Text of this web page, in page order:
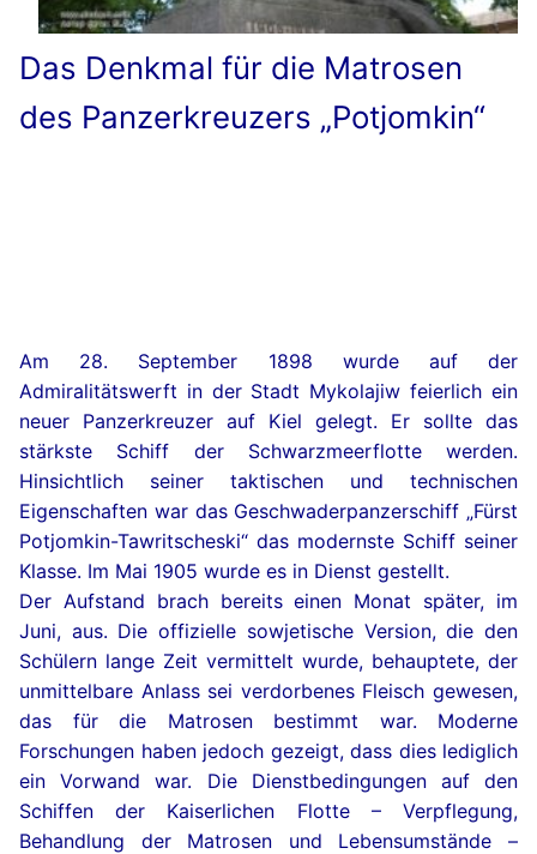
Das Denkmal für die Matrosen
des Panzerkreuzers „Potjomkin“
Am 28. September 1898 wurde auf der
Admiralitätswerft in der Stadt Mykolajiw feierlich ein
neuer Panzerkreuzer auf Kiel gelegt. Er sollte das
stärkste Schiff der Schwarzmeerflotte werden.
Hinsichtlich seiner taktischen und technischen
Eigenschaften war das Geschwaderpanzerschiff „Fürst
Potjomkin-Tawritscheski“ das modernste Schiff seiner
Klasse. Im Mai 1905 wurde es in Dienst gestellt.
Der Aufstand brach bereits einen Monat später, im
Juni, aus. Die offizielle sowjetische Version, die den
Schülern lange Zeit vermittelt wurde, behauptete, der
unmittelbare Anlass sei verdorbenes Fleisch gewesen,
das für die Matrosen bestimmt war. Moderne
Forschungen haben jedoch gezeigt, dass dies lediglich
ein Vorwand war. Die Dienstbedingungen auf den
Schiffen der Kaiserlichen Flotte – Verpflegung,
Behandlung der Matrosen und Lebensumstände –